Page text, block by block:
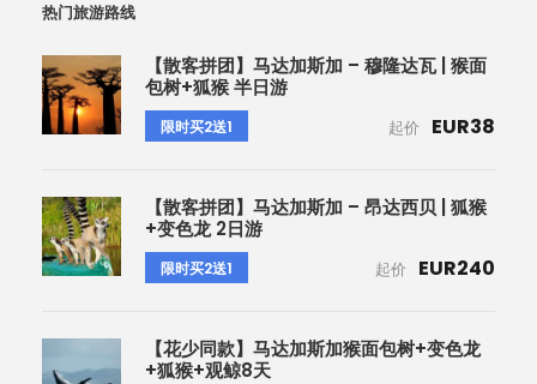
热门旅游路线
【散客拼团】马达加斯加 – 穆隆达瓦 | 猴面
包树+狐猴 半日游
限时买2送1 起价 EUR38
【散客拼团】马达加斯加 – 昂达西贝 | 狐猴
+变色龙 2日游
限时买2送1 起价 EUR240
【花少同款】马达加斯加猴面包树+变色龙
+狐猴+观鲸8天